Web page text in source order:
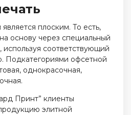
плоским. То есть,
основу через специальный
используя соответствующий
Подкатегориями офсетной
однокрасочная,
Принт” клиенты
элитной